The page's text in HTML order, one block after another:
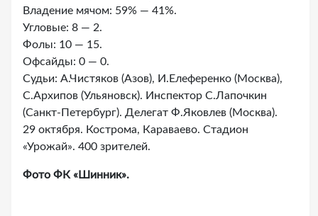
Владение мячом: 59% — 41%.
Угловые: 8 — 2.
Фолы: 10 — 15.
Офсайды: 0 — 0.
Судьи: А.Чистяков (Азов), И.Елеференко (Москва),
С.Архипов (Ульяновск). Инспектор С.Лапочкин
(Санкт-Петербург). Делегат Ф.Яковлев (Москва).
29 октября. Кострома, Караваево. Стадион
«Урожай». 400 зрителей.
Фото ФК «Шинник».